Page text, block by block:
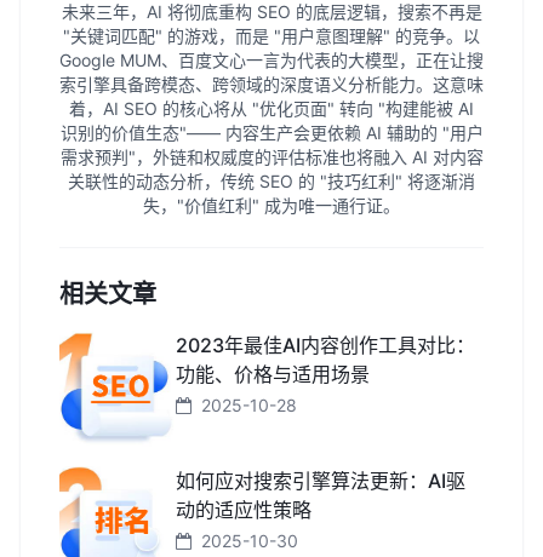
未来三年，AI 将彻底重构 SEO 的底层逻辑，搜索不再是
"关键词匹配" 的游戏，而是 "用户意图理解" 的竞争。以
Google MUM、百度文心一言为代表的大模型，正在让搜
索引擎具备跨模态、跨领域的深度语义分析能力。这意味
着，AI SEO 的核心将从 "优化页面" 转向 "构建能被 AI
识别的价值生态"—— 内容生产会更依赖 AI 辅助的 "用户
需求预判"，外链和权威度的评估标准也将融入 AI 对内容
关联性的动态分析，传统 SEO 的 "技巧红利" 将逐渐消
失，"价值红利" 成为唯一通行证。
相关文章
2023年最佳AI内容创作工具对比：
功能、价格与适用场景
2025-10-28
如何应对搜索引擎算法更新：AI驱
动的适应性策略
2025-10-30